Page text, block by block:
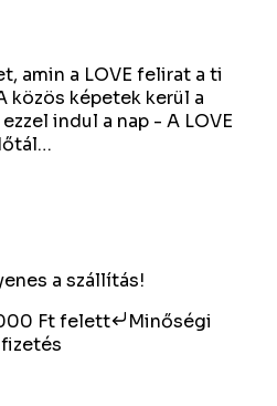
amin a LOVE felirat a ti
képetek kerül a
indul a nap - A LOVE
a szállítás!
Ft felett
Minőségi